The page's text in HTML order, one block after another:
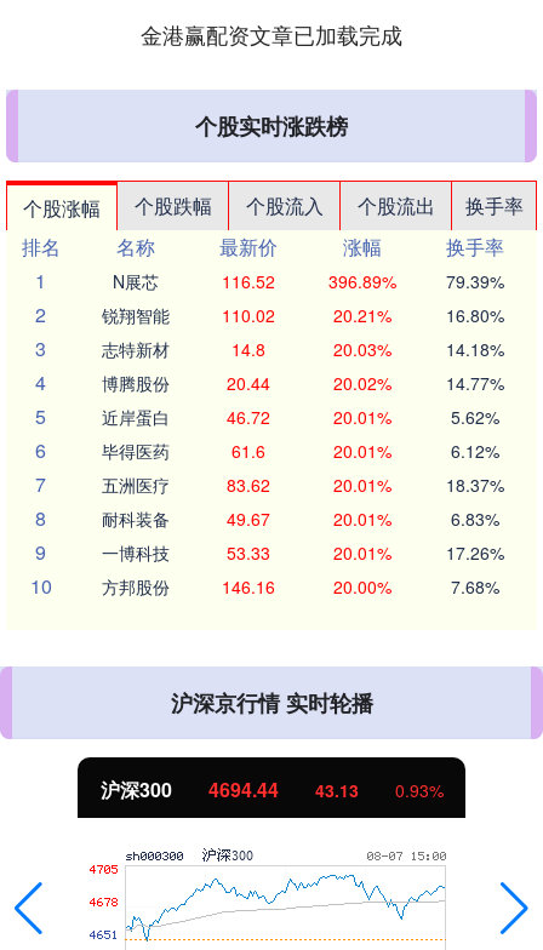
金港赢配资文章已加载完成
个股实时涨跌榜
个股涨幅 个股跌幅 个股流入 个股流出
换手率
排名
名称 最新价 涨幅
换手率
1
N展芯 116.52 396.89% 79.39%
2 锐翔智能 110.02 20.21% 16.80%
3 志特新材 14.8 20.03% 14.18%
4 博腾股份 20.44 20.02% 14.77%
5 近岸蛋白 46.72 20.01% 5.62%
6 毕得医药 61.6 20.01% 6.12%
7 五洲医疗 83.62 20.01% 18.37%
8 耐科装备 49.67 20.01% 6.83%
9 一博科技 53.33 20.01% 17.26%
10 方邦股份 146.16 20.00% 7.68%
沪深京行情 实时轮播
沪深300 4694.44 43.13 0.93%